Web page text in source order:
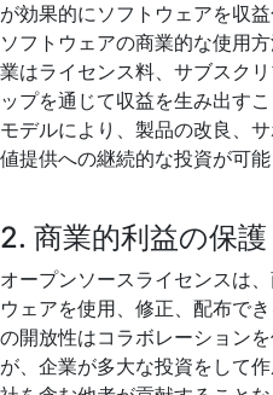
が効果的にソフトウェアを収
ソフトウェアの商業的な使用
業はライセンス料、サブスク
ップを通じて収益を生み出す
モデルにより、製品の改良、
値提供への継続的な投資が可能
2. 商業的利益の保護
オープンソースライセンスは
ウェアを使用、修正、配布で
の開放性はコラボレーション
が、企業が多大な投資をして